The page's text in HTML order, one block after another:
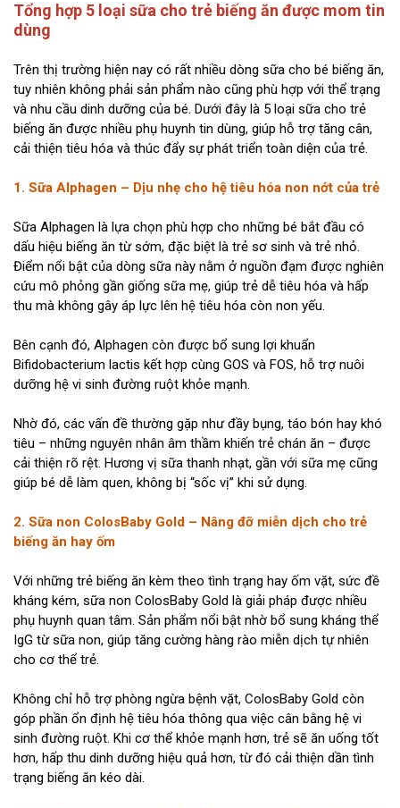
Tổng hợp 5 loại sữa cho trẻ biếng ăn được mom tin
dùng
Trên thị trường hiện nay có rất nhiều dòng sữa cho bé biếng ăn,
tuy nhiên không phải sản phẩm nào cũng phù hợp với thể trạng
và nhu cầu dinh dưỡng của bé. Dưới đây là 5 loại sữa cho trẻ
biếng ăn được nhiều phụ huynh tin dùng, giúp hỗ trợ tăng cân,
cải thiện tiêu hóa và thúc đẩy sự phát triển toàn diện của trẻ.
1. Sữa Alphagen – Dịu nhẹ cho hệ tiêu hóa non nớt của trẻ
Sữa Alphagen là lựa chọn phù hợp cho những bé bắt đầu có
dấu hiệu biếng ăn từ sớm, đặc biệt là trẻ sơ sinh và trẻ nhỏ.
Điểm nổi bật của dòng sữa này nằm ở nguồn đạm được nghiên
cứu mô phỏng gần giống sữa mẹ, giúp trẻ dễ tiêu hóa và hấp
thu mà không gây áp lực lên hệ tiêu hóa còn non yếu.
Bên cạnh đó, Alphagen còn được bổ sung lợi khuẩn
Bifidobacterium lactis kết hợp cùng GOS và FOS, hỗ trợ nuôi
dưỡng hệ vi sinh đường ruột khỏe mạnh.
Nhờ đó, các vấn đề thường gặp như đầy bụng, táo bón hay khó
tiêu – những nguyên nhân âm thầm khiến trẻ chán ăn – được
cải thiện rõ rệt. Hương vị sữa thanh nhạt, gần với sữa mẹ cũng
giúp bé dễ làm quen, không bị “sốc vị” khi sử dụng.
2. Sữa non ColosBaby Gold – Nâng đỡ miễn dịch cho trẻ
biếng ăn hay ốm
Với những trẻ biếng ăn kèm theo tình trạng hay ốm vặt, sức đề
kháng kém, sữa non ColosBaby Gold là giải pháp được nhiều
phụ huynh quan tâm. Sản phẩm nổi bật nhờ bổ sung kháng thể
IgG từ sữa non, giúp tăng cường hàng rào miễn dịch tự nhiên
cho cơ thể trẻ.
Không chỉ hỗ trợ phòng ngừa bệnh vặt, ColosBaby Gold còn
góp phần ổn định hệ tiêu hóa thông qua việc cân bằng hệ vi
sinh đường ruột. Khi cơ thể khỏe mạnh hơn, trẻ sẽ ăn uống tốt
hơn, hấp thu dinh dưỡng hiệu quả hơn, từ đó cải thiện dần tình
trạng biếng ăn kéo dài.